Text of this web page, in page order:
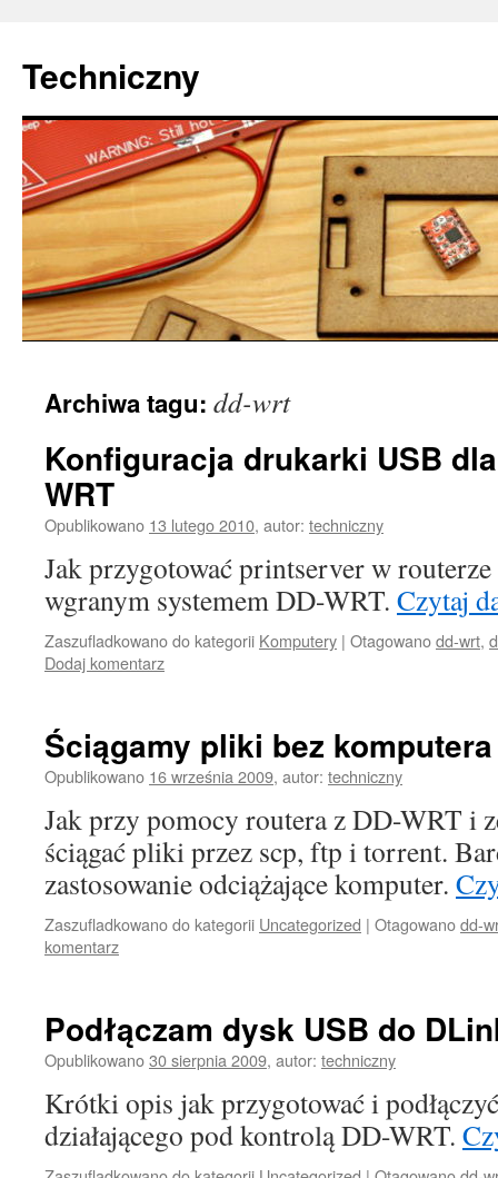
Techniczny
do
treści
Archiwa tagu: dd-wrt
Konfiguracja drukarki USB
WRT
Opublikowano 13 lutego 2010, autor: techniczny
Jak przygotować printserver w
wgranym systemem DD-WRT. Czytaj
Zaszufladkowano do kategorii Komputery | Otagowanodd-wrt,
Dodaj komentarz
Ściągamy pliki bez komputera
Opublikowano 16 września 2009, autor: techniczny
Jak przy pomocy routera z DD-WRT i
ściągać pliki przez scp, ftp i torrent.
zastosowanie odciążające komputer.
Zaszufladkowano do kategorii Uncategorized | Otagowanodd-
komentarz
Podłączam dysk USB do
Opublikowano30 sierpnia 2009, autor: techniczny
Krótki opis jak przygotować i
działającego pod kontrolą DD-WRT.